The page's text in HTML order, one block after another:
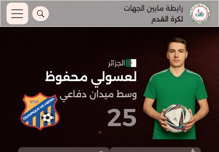
رابطة مابين الجهات
لكرة القدم
الجزائر
لعسولي محفوظ
وسط ميدان دفاعي
25